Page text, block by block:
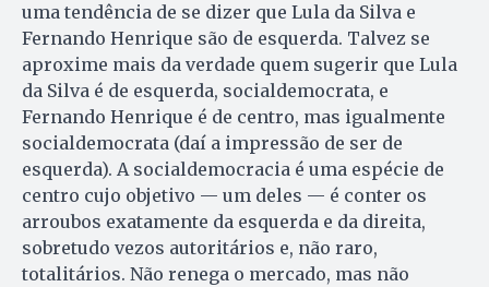
uma tendência de se dizer que Lula da Silva e
Fernando Henrique são de esquerda. Talvez se
aproxime mais da verdade quem sugerir que Lula
da Silva é de esquerda, socialdemocrata, e
Fernando Henrique é de centro, mas igualmente
socialdemocrata (daí a impressão de ser de
esquerda). A socialdemocracia é uma espécie de
centro cujo objetivo — um deles — é conter os
arroubos exatamente da esquerda e da direita,
sobretudo vezos autoritários e, não raro,
totalitários. Não renega o mercado, mas não